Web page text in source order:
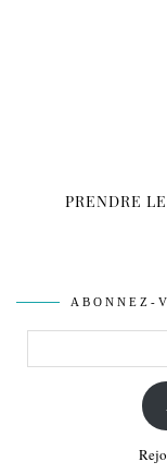
PRENDRE
ABONNEZ-